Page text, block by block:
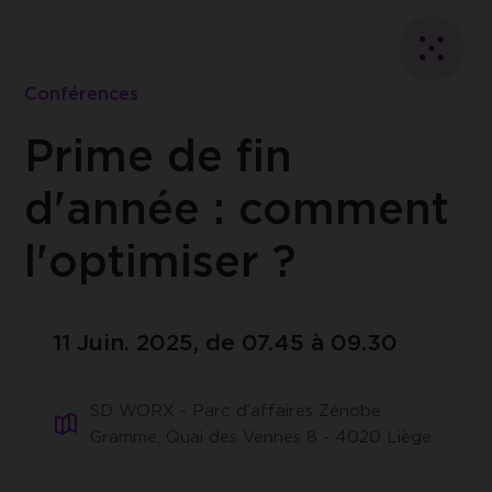
Conférences
Prime de fin
d'année : comment
l'optimiser ?
11 Juin. 2025, de 07.45 à 09.30
SD WORX - Parc d’affaires Zénobe
Gramme, Quai des Vennes 8 - 4020 Liège
Essentiels
epic-cookie-prefs
Cookies relatifs aux analyses de performance
Cookie de Google Analytics nous permet
de comptabiliser de manière anonyme les
visites, les sources de ces visites ainsi que